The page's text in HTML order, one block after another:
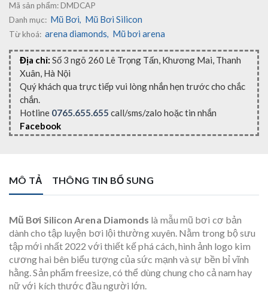
Mã sản phẩm:DMDCAP
Danh mục: Mũ Bơi, Mũ Bơi Silicon
Từ khoá: arena diamonds, Mũ bơi arena
Địa chỉ: Số 3 ngõ 260 Lê Trọng Tấn, Khương Mai, Thanh
Xuân, Hà Nội
Quý khách qua trực tiếp vui lòng nhắn hẹn trước cho chắc
chắn.
Hotline 0765.655.655 call/sms/zalo hoặc tin nhắn
Facebook
MÔ TẢ THÔNG TIN BỔ SUNG
Mũ Bơi Silicon Arena Diamonds là mẫu mũ bơi cơ bản
dành cho tập luyện bơi lội thường xuyên. Nằm trong bộ sưu
tập mới nhất 2022 với thiết kế phá cách, hình ảnh logo kim
cương hai bên biểu tượng của sức mạnh và sự bền bỉ vĩnh
hằng. Sản phẩm freesize, có thể dùng chung cho cả nam hay
nữ với kích thước đầu người lớn.